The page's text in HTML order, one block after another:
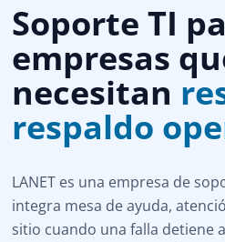
Soporte TI
empresas
necesitan
respaldo
LANET es una empresa de
integra mesa de ayuda,
sitio cuando una falla detiene